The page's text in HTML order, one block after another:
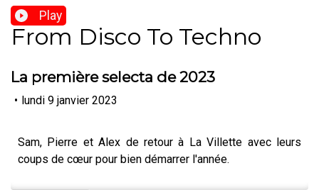
Play
From Disco To Techno
La première selecta de 2023
• lundi 9 janvier 2023
Sam, Pierre et Alex de retour à La Villette avec leurs
coups de cœur pour bien démarrer l'année.